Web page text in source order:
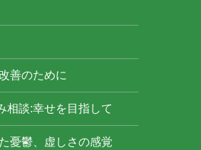
善のために
相談:幸せを目指して
憂鬱、虚しさの感覚